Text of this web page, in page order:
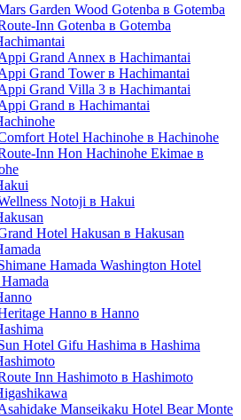
Garden Wood Gotenba в Gotemba
Inn Gotenba в Gotemba
Grand Annex в Hachimantai
Grand Tower в Hachimantai
Grand Villa 3 в Hachimantai
Grand в Hachimantai
Hotel Hachinohe в Hachinohe
Inn Hon Hachinohe Ekimae в
Notoji в Hakui
Hotel Hakusan в Hakusan
Hamada Washington Hotel
Hanno в Hanno
Hotel Gifu Hashima в Hashima
Inn Hashimoto в Hashimoto
Manseikaku Hotel Bear Monte